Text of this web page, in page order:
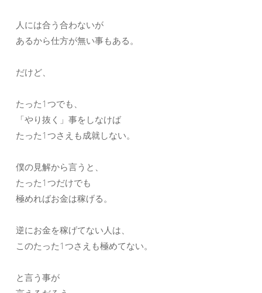
人には合う合わないが
あるから仕方が無い事もある。
だけど、
たった1つでも、
「やり抜く」事をしなけば
たった1つさえも成就しない。
僕の見解から言うと、
たった1つだけでも
極めればお金は稼げる。
逆にお金を稼げてない人は、
このたった1つさえも極めてない。
と言う事が